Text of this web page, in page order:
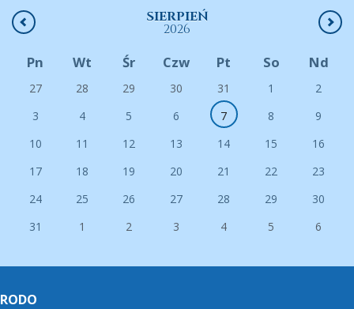
SIERPIEŃ
2026
Pn Wt Śr Czw Pt So Nd
27 28 29 30 31 1
2
3
4 5 6 7 8
9
10
11 12 13 14 15
16
17
18 19 20 21 22
23
24
25 26 27 28 29
30
31
1 2 3 4 5 6
RODO